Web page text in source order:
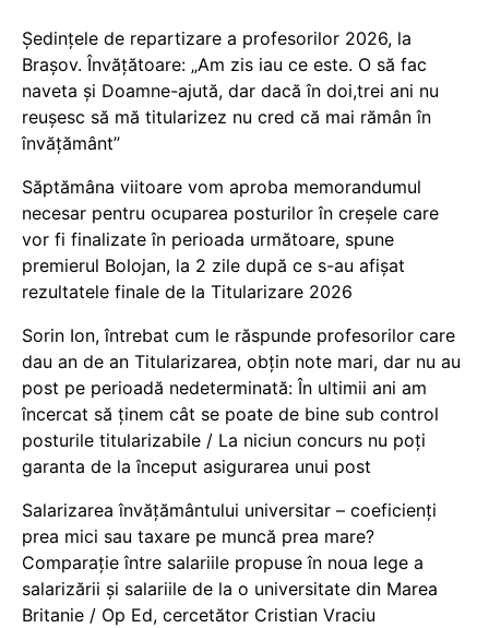
Ședințele de repartizare a profesorilor 2026, la
Brașov. Învățătoare: „Am zis iau ce este. O să fac
naveta și Doamne-ajută, dar dacă în doi,trei ani nu
reușesc să mă titularizez nu cred că mai rămân în
învățământ”
Săptămâna viitoare vom aproba memorandumul
necesar pentru ocuparea posturilor în creșele care
vor fi finalizate în perioada următoare, spune
premierul Bolojan, la 2 zile după ce s-au afișat
rezultatele finale de la Titularizare 2026
Sorin Ion, întrebat cum le răspunde profesorilor care
dau an de an Titularizarea, obțin note mari, dar nu au
post pe perioadă nedeterminată: În ultimii ani am
încercat să ținem cât se poate de bine sub control
posturile titularizabile / La niciun concurs nu poți
garanta de la început asigurarea unui post
Salarizarea învățământului universitar – coeficienți
prea mici sau taxare pe muncă prea mare?
Comparație între salariile propuse în noua lege a
salarizării și salariile de la o universitate din Marea
Britanie / Op Ed, cercetător Cristian Vraciu